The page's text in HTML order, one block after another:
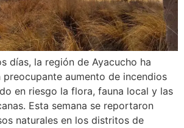
días, la región de Ayacucho ha
aumento de incendios
en riesgo la flora, fauna local y las
Esta semana se reportaron
naturales en los distritos de